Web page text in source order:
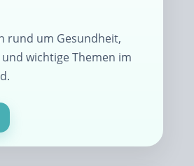
rund um Gesundheit,
wichtige Themen im